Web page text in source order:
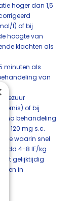
hoger dan 1,5
l) of bij
hoogte van
klachten als
minuten als
van
of bij
na behandeling
120 mg s.c.
waarin snel
4-8 IE/kg
gelijktijdig
in